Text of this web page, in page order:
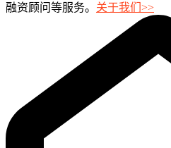
融资顾问等服务。 关于我们>>